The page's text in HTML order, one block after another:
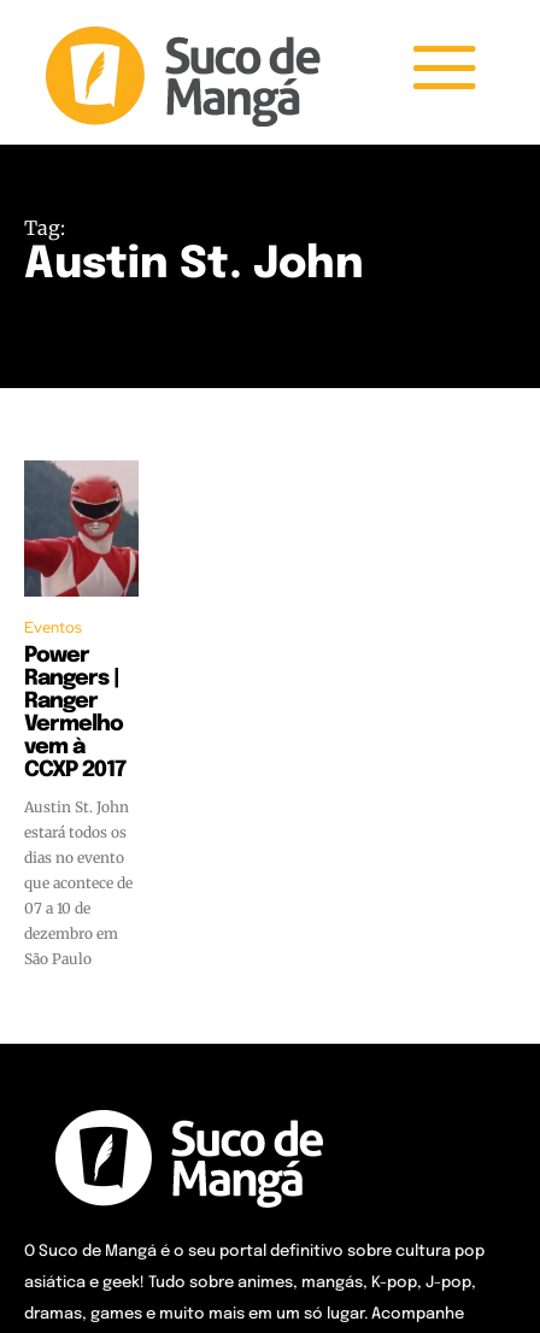
Tag:
Austin St. John
Eventos
Power
Rangers |
Ranger
Vermelho
vem à
CCXP 2017
Austin St. John
estará todos os
dias no evento
que acontece de
07 a 10 de
dezembro em
São Paulo
O Suco de Mangá é o seu portal definitivo sobre cultura pop
asiática e geek! Tudo sobre animes, mangás, K-pop, J-pop,
dramas, games e muito mais em um só lugar. Acompanhe